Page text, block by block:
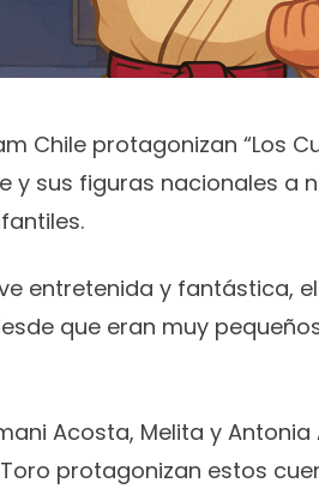
Chile protagonizan “Los
y sus figuras nacionales a
entretenida y fantástica,
que eran muy
Acosta, Melita y
protagonizan estos